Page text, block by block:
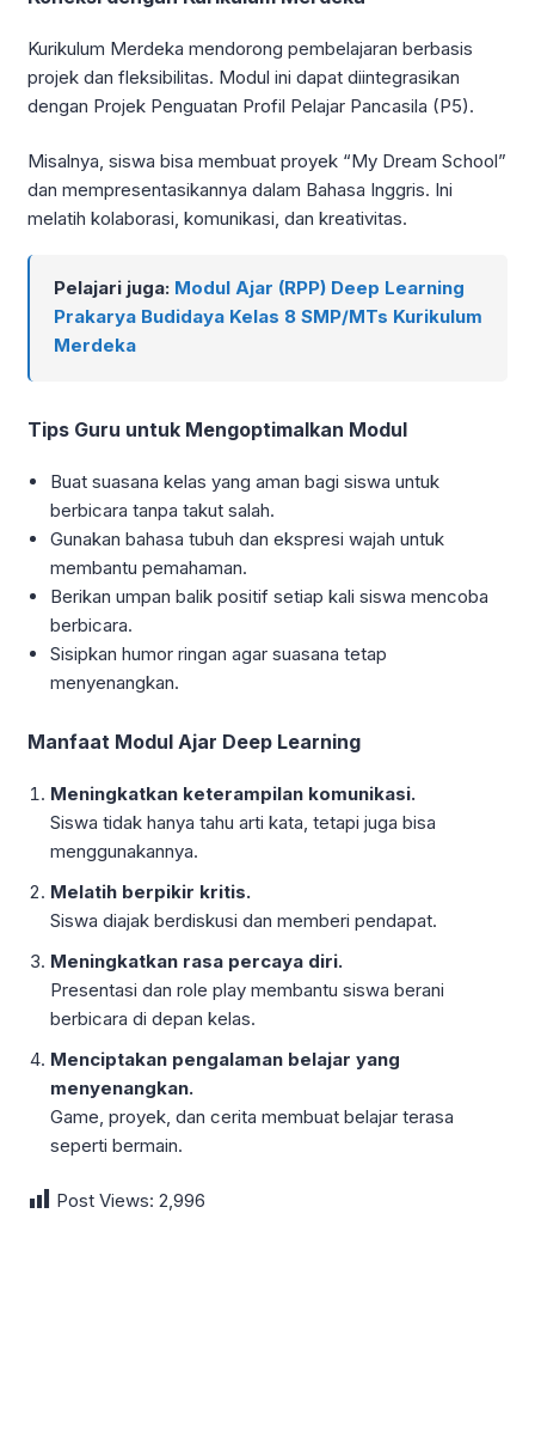
Kurikulum Merdeka mendorong pembelajaran berbasis
projek dan fleksibilitas. Modul ini dapat diintegrasikan
dengan Projek Penguatan Profil Pelajar Pancasila (P5).
Misalnya, siswa bisa membuat proyek “My Dream School”
dan mempresentasikannya dalam Bahasa Inggris. Ini
melatih kolaborasi, komunikasi, dan kreativitas.
Pelajari juga: Modul Ajar (RPP) Deep Learning
Prakarya Budidaya Kelas 8 SMP/MTs Kurikulum
Merdeka
Tips Guru untuk Mengoptimalkan Modul
Buat suasana kelas yang aman bagi siswa untuk
berbicara tanpa takut salah.
Gunakan bahasa tubuh dan ekspresi wajah untuk
membantu pemahaman.
Berikan umpan balik positif setiap kali siswa mencoba
berbicara.
Sisipkan humor ringan agar suasana tetap
menyenangkan.
Manfaat Modul Ajar Deep Learning
Meningkatkan keterampilan komunikasi.
Siswa tidak hanya tahu arti kata, tetapi juga bisa
menggunakannya.
Melatih berpikir kritis.
Siswa diajak berdiskusi dan memberi pendapat.
Meningkatkan rasa percaya diri.
Presentasi dan role play membantu siswa berani
berbicara di depan kelas.
Menciptakan pengalaman belajar yang
menyenangkan.
Game, proyek, dan cerita membuat belajar terasa
seperti bermain.
Post Views: 2,996